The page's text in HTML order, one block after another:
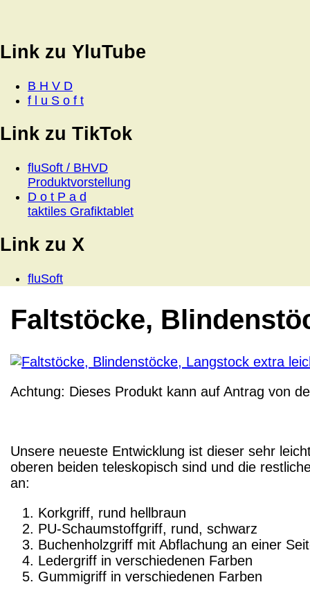
Link zu YluTube
B H V D
f l u S o f t
Link zu TikTok
fluSoft / BHVD
Produktvorstellung
D o t P a d
taktiles Grafiktablet
Link zu X
fluSoft
Faltstöcke,
Achtung: Dieses Produkt kann auf Antrag von
Unsere neueste Entwicklung ist dieser sehr
oberen beiden teleskopisch sind und die
an:
Korkgriff, rund hellbraun
PU-Schaumstoffgriff, rund, schwarz
Buchenholzgriff mit Abflachung an einer
Ledergriff in verschiedenen Farben
Gummigriff in verschiedenen Farben